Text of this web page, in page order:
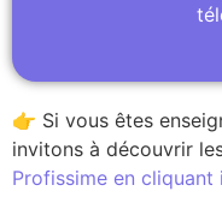
👉 Si vous êtes
invitons à découvrir
Profissime en cliquant